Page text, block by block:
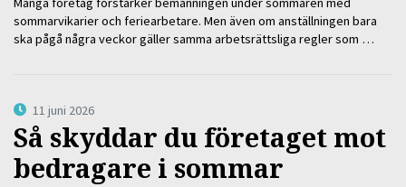
sommarvikarier och feriearbetare. Men även om anställningen bara
ska pågå några veckor gäller samma arbetsrättsliga regler som …
11 juni 2026
Så skyddar du företaget mot
bedragare i sommar